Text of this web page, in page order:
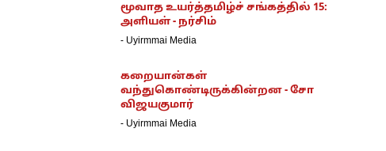
மூவாத உயர்த்தமிழ்ச் சங்கத்தில் 15:
அளியள் - நர்சிம்
- Uyirmmai Media
கறையான்கள்
வந்துகொண்டிருக்கின்றன - சோ
விஜயகுமார்
- Uyirmmai Media